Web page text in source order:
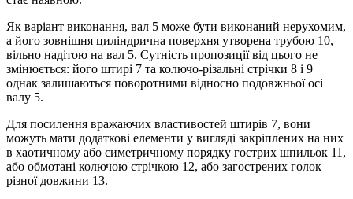
Як варіант виконання, вал 5 може бути виконаний нерухомим,
а його зовнішня циліндрична поверхня утворена трубою 10,
вільно надітою на вал 5. Сутність пропозиції від цього не
змінюється: його штирі 7 та колючо-різальні стрічки 8 і 9
однак залишаються поворотними відносно подовжньої осі
валу 5.
Для посилення вражаючих властивостей штирів 7, вони
можуть мати додаткові елементи у вигляді закріплених на них
в хаотичному або симетричному порядку гострих шпильок 11,
або обмотані колючою стрічкою 12, або загострених голок
різної довжини 13.